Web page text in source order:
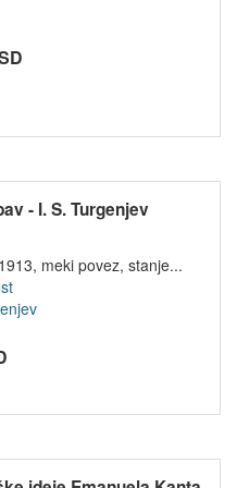
- I. S. Turgenjev
meki povez, stanje...